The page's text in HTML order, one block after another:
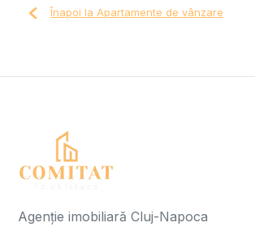
Înapoi la Apartamente de vânzare
Agenție imobiliară Cluj-Napoca